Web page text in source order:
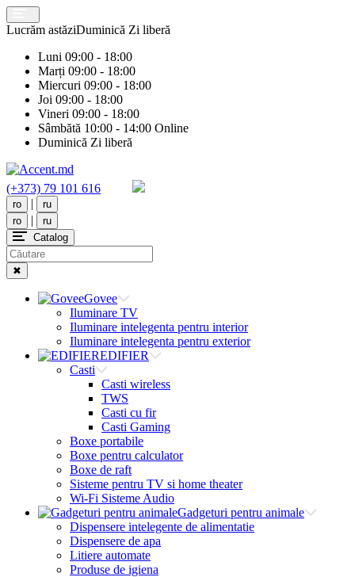
Lucrăm astăziDuminică Zi liberă
Luni 09:00 - 18:00
Marți 09:00 - 18:00
Miercuri 09:00 - 18:00
Joi 09:00 - 18:00
Vineri 09:00 - 18:00
Sâmbătă 10:00 - 14:00 Online
Duminică Zi liberă
(+373) 79 101 616
ro |
ru
ro
|
ru
Catalog
✖
Govee
Iluminare TV
Iluminare intelegenta pentru interior
Iluminare intelegenta pentru exterior
EDIFIER
Casti
Casti wireless
TWS
Casti cu fir
Casti Gaming
Boxe portabile
Boxe pentru calculator
Boxe de raft
Sisteme pentru TV si home theater
Wi-Fi Sisteme Audio
Gadgeturi pentru animale
Dispensere intelegente de alimentatie
Dispensere de apa
Litiere automate
Produse de igiena